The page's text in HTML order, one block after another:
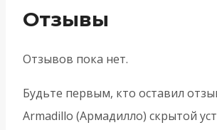
Отзывы
Отзывов пока нет.
Будьте первым, кто оставил
Armadillo (Армадилло) скрытой